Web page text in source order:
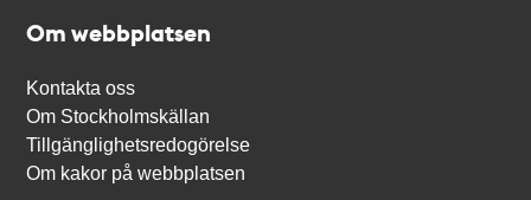
Om webbplatsen
Kontakta oss
Om Stockholmskällan
Tillgänglighetsredogörelse
Om kakor på webbplatsen